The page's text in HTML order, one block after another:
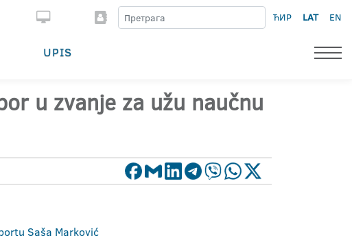
ЋИР LAT EN
UPIS
u zvanje za užu naučnu
Saša Marković